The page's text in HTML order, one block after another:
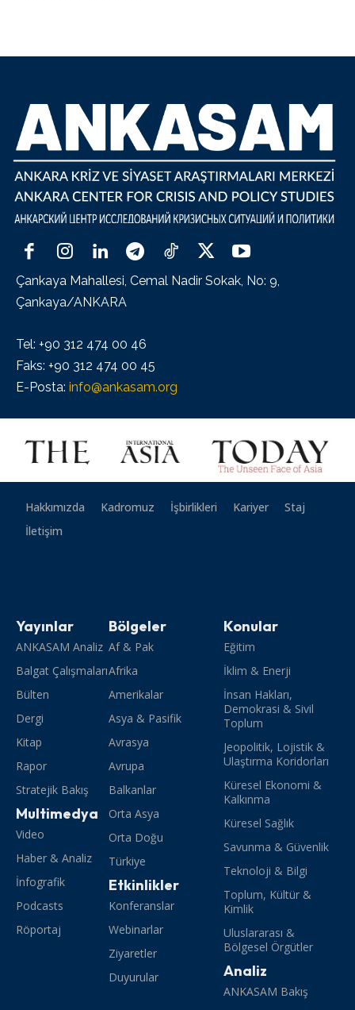
Çankaya Mahallesi, Cemal Nadir Sokak, No: 9,
Çankaya/ANKARA
Tel: +90 312 474 00 46
Faks: +90 312 474 00 45
E-Posta: info@ankasam.org
Hakkımızda Kadromuz İşbirlikleri Kariyer
Staj
İletişim
Yayınlar
ANKASAM Analiz
Balgat Çalışmaları
Bülten
Dergi
Kitap
Rapor
Stratejik Bakış
Multimedya
Video
Haber & Analiz
İnfografik
Podcasts
Röportaj
Bölgeler
Af & Pak
Afrika
Amerikalar
Asya & Pasifik
Avrasya
Avrupa
Balkanlar
Orta Asya
Orta Doğu
Türkiye
Etkinlikler
Konferanslar
Webinarlar
Ziyaretler
Duyurular
Konular
Eğitim
İklim & Enerji
İnsan Hakları,
Demokrasi & Sivil
Toplum
Jeopolitik, Lojistik &
Ulaştırma Koridorları
Küresel Ekonomi &
Kalkınma
Küresel Sağlık
Savunma & Güvenlik
Teknoloji & Bilgi
Toplum, Kültür &
Kimlik
Uluslararası &
Bölgesel Örgütler
Analiz
ANKASAM Bakış